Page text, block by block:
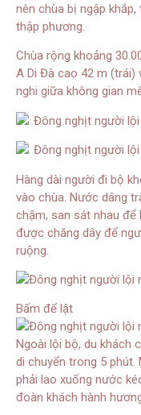
nên chùa bị ngập
thập phương.
Chùa rộng khoảng
A Di Đà cao 42 m (trái)
nghi giữa không gian
Hàng dài người đi bộ
vào chùa. Nước dâng
chậm, san sát nhau để
được chăng dây để
ruộng.
Bấm để lật
Ngoài lội bộ, du khách
di chuyển trong 5
phải lao xuống nước
đoàn khách hành